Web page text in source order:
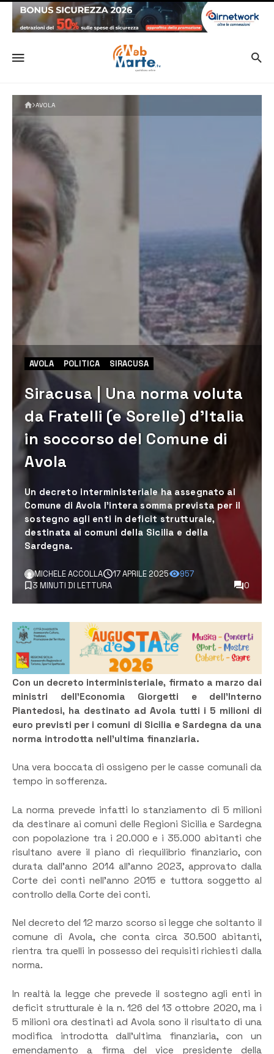
AVOLA
AVOLA POLITICA SIRACUSA
Siracusa | Una norma voluta
da Fratelli (e Sorelle) d’Italia
in soccorso del Comune di
Avola
Un decreto interministeriale ha assegnato al
Comune di Avola l’intera somma prevista per il
sostegno agli enti in deficit strutturale,
destinata ai comuni della Sicilia e della
Sardegna.
MICHELE ACCOLLA 17 APRILE 2025
957
3 MINUTI DI LETTURA
0
Con un decreto interministeriale, firmato a marzo dai
ministri dell’Economia Giorgetti e dell’Interno
Piantedosi, ha destinato ad Avola tutti i 5 milioni di
euro previsti per i comuni di Sicilia e Sardegna da una
norma introdotta nell’ultima finanziaria.
Una vera boccata di ossigeno per le casse comunali da
tempo in sofferenza.
La norma prevede infatti lo stanziamento di 5 milioni
da destinare ai comuni delle Regioni Sicilia e Sardegna
con popolazione tra i 20.000 e i 35.000 abitanti che
risultano avere il piano di riequilibrio finanziario, con
durata dall’anno 2014 all’anno 2023, approvato dalla
Corte dei conti nell’anno 2015 e tuttora soggetto al
controllo della Corte dei conti.
Nel decreto del 12 marzo scorso si legge che soltanto il
comune di Avola, che conta circa 30.500 abitanti,
rientra tra quelli in possesso dei requisiti richiesti dalla
norma.
In realtà la legge che prevede il sostegno agli enti in
deficit strutturale è la n. 126 del 13 ottobre 2020, ma i
5 milioni ora destinati ad Avola sono il risultato di una
modifica introdotta dall’ultima finanziaria, con un
emendamento a firma del vice presidente della